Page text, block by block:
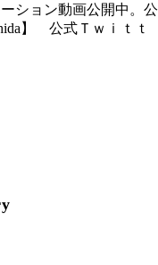
ション動画公開中。公
】 公式Ｔｗｉｔｔ